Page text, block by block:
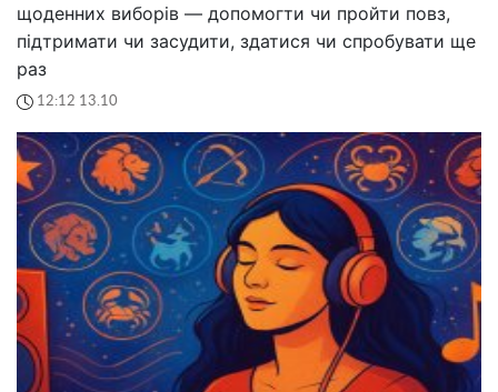
щоденних виборів — допомогти чи пройти повз,
підтримати чи засудити, здатися чи спробувати ще
раз
12:12 13.10